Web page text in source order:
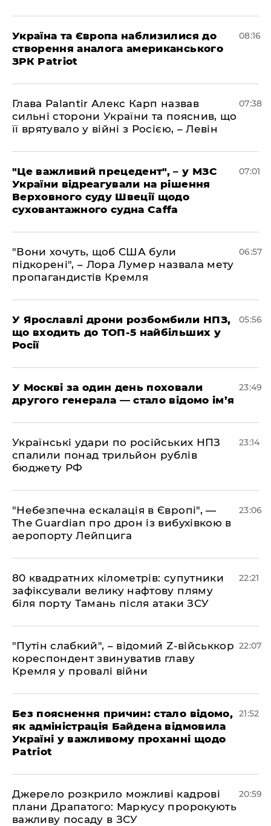
Україна та Європа наблизилися до
створення аналога американського
ЗРК Patriot
08:16
Глава Palantir Алекс Карп назвав
сильні сторони України та пояснив, що
її врятувало у війні з Росією, – Левін
07:38
"Це важливий прецедент", – у МЗС
України відреагували на рішення
Верховного суду Швеції щодо
суховантажного судна Caffa
07:01
"Вони хочуть, щоб США були
підкорені", – Лора Лумер назвала мету
пропагандистів Кремля
06:57
У Ярославлі дрони розбомбили НПЗ,
що входить до ТОП-5 найбільших у
Росії
05:56
​У Москві за один день поховали
другого генерала — стало відомо ім’я
23:49
​Українські удари по російських НПЗ
спалили понад трильйон рублів
бюджету РФ
23:14
​"Небезпечна ескалація в Європі", —
The Guardian про дрон із вибухівкою в
аеропорту Лейпцига
23:06
​80 квадратних кілометрів: супутники
зафіксували велику нафтову пляму
біля порту Тамань після атаки ЗСУ
22:21
"Путін слабкий", – відомий Z-військкор
кореспондент звинуватив главу
Кремля у провалі війни
22:07
​Без пояснення причин: стало відомо,
як адміністрація Байдена відмовила
Україні у важливому проханні щодо
Patriot
21:52
​Джерело розкрило можливі кадрові
плани Драпатого: Маркусу пророкують
важливу посаду в ЗСУ
20:59